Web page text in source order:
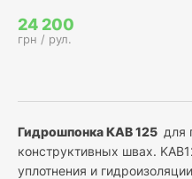
24 200
грн / рул.
Гидрошпонка КАВ 125 для
конструктивных швах.
уплотнения и